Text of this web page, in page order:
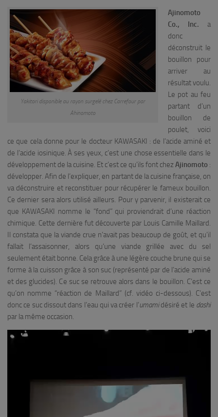
Yakitori disponible au rayon surgelé chez Carrefour par
Ahinomoto
Ajinomoto
Co., Inc. a
donc
déconstruit le
bouillon pour
arriver au
résultat voulu.
Le pot au feu
partant d’un
bouillon de
poulet, voici
ce que cela donne pour le docteur KAWASAKI : de l’acide aminé et
de l’acide iosinique. À ses yeux, c’est une chose essentielle dans le
développement de la cuisine. Et c’est ce qu’ils font chez Ajinomoto :
développer. Afin de l’expliquer, en partant de la cuisine française, on
va déconstruire et reconstituer pour récupérer le fameux bouillon.
Ce dernier sera alors utilisé ailleurs. Pour y parvenir, il existerait ce
que KAWASAKI nomme le “fond” qui proviendrait d’une réaction
chimique. Cette dernière fut découverte par Louis Camille Maillard.
Il constata que la viande crue n’avait pas beaucoup de goût, et qu’il
fallait l’assaisonner, alors qu’une viande grillée avec du sel
seulement était bonne. Cela grâce à une légère couche brune qui se
forme à la cuisson grâce à son suc (représenté par de l’acide aminé
et des glucides). Ce suc se retrouve alors dans le bouillon. C’est ce
qu’on nomme “réaction de Maillard” (cf. vidéo ci-dessous). C’est
donc ce suc dissout dans l’eau qui va créer l’umamidésiré et le dashi
par la même occasion.